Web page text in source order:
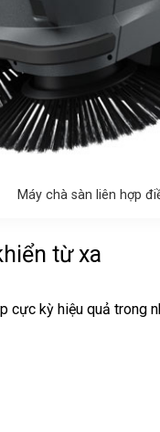
Máy chà sàn liên hợp
từ xa
cực kỳ hiệu quả trong